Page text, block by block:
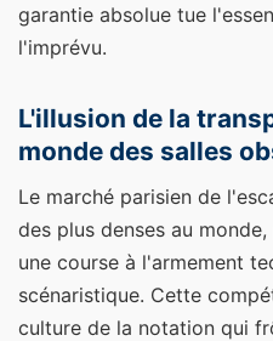
garantie absolue tue
l'imprévu.
L'illusion de la
monde des salles
Le marché parisien de
des plus denses au
une course à l'armement
scénaristique. Cette
culture de la notation qui